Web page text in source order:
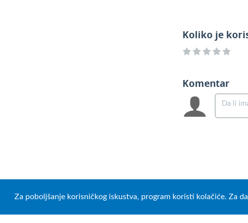
Za poboljšanje korisničkog iskustva, program koristi kolačiće. Za
Koliko je
Komentar